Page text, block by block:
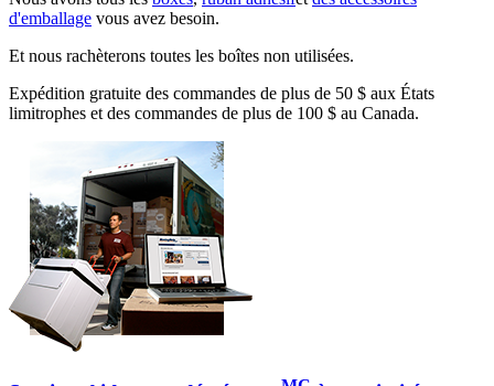
d'emballage vous avez besoin.
Et nous rachèterons toutes les boîtes non utilisées.
Expédition gratuite des commandes de plus de 50 $ aux États
limitrophes et des commandes de plus de 100 $ au Canada.